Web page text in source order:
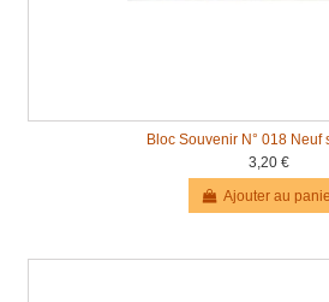
Bloc Souvenir N° 018 Neuf
3,20 €
Ajouter au